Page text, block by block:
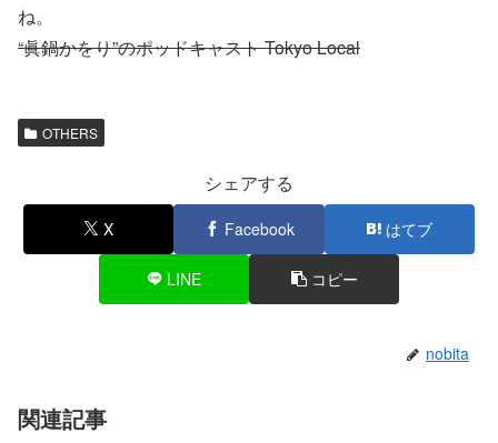
ね。
“眞鍋かをり”のポッドキャスト Tokyo Local
OTHERS
シェアする
X Facebook はてブ
LINE コピー
nobita
関連記事